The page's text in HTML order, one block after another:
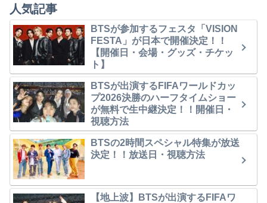
人気記事
BTSが参加するフェスタ「VISION
FESTA」が日本で開催決定！！
【開催日・会場・グッズ・チケッ
ト】
BTSが出演するFIFAワールドカッ
プ2026決勝のハーフタイムショー
が無料で生中継決定！！開催日・
視聴方法
BTSの2時間スペシャル特集が放送
決定！！放送日・視聴方法
【地上波】BTSが出演するFIFAワ